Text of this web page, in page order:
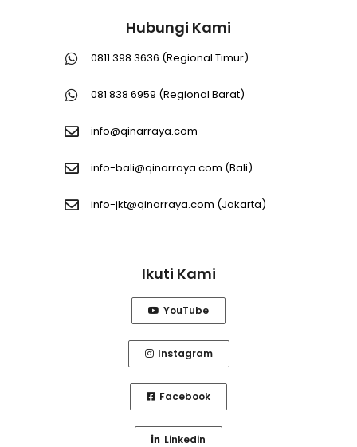
Hubungi Kami
0811 398 3636 (Regional Timur)
081 838 6959 (Regional Barat)
info@qinarraya.com
info-bali@qinarraya.com (Bali)
info-jkt@qinarraya.com (Jakarta)
Ikuti Kami
YouTube
Instagram
Facebook
Linkedin